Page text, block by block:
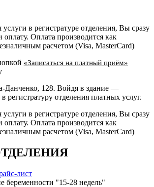
в регистратуре отделения, Вы сразу
оплату. Оплата производится как
расчетом (Visa, MasterCard)
«Записаться на платный приём»
Данченко, 128. Войдя в здание —
регистратуру отделения платных услуг.
в регистратуре отделения, Вы сразу
оплату. Оплата производится как
расчетом (Visa, MasterCard)
лист
беременности "15-28 недель"